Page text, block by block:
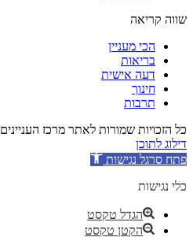
שווה קריאה
הכי מעניין
בריאות
דעה אישית
חינוך
תרבות
כל הזכויות שמורות לאתר מרכז העניינים 2024
דילוג לתוכן
פתח סרגל נגישות
כלי נגישות
הגדל טקסט
הקטן טקסט